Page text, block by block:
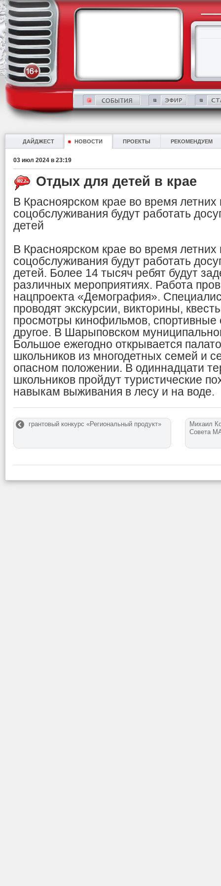
ДАЙДЖЕСТ НОВОСТИ ПРОЕКТЫ РЕКОМЕНДУЕМ
03 июл 2024 в 23:19
Отдых для детей в крае
В Красноярском крае во время летних
соцобслуживания будут работать
детей
В Красноярском крае во время летних
соцобслуживания будут работать
детей. Более 14 тысяч ребят будут
различных мероприятиях. Работа
нацпроекта «Демография».
проводят экскурсии, викторины,
просмотры кинофильмов, спортивные
другое. В Шарыповском
Большое ежегодно открывается
школьников из многодетных семей и
опасном положении. В одиннадцати
школьников пройдут туристические
навыкам выживания в лесу и на воде.
грантовый конкурс «Региональный продукт»
Михаил
Совета